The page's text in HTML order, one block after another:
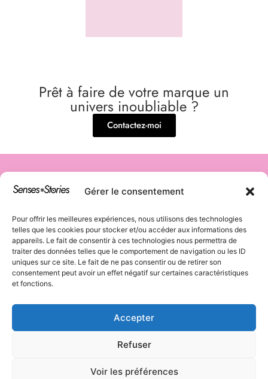
Gérer le consentement
Pour offrir les meilleures expériences, nous utilisons des technologies
telles que les cookies pour stocker et/ou accéder aux informations des
appareils. Le fait de consentir à ces technologies nous permettra de
traiter des données telles que le comportement de navigation ou les ID
uniques sur ce site. Le fait de ne pas consentir ou de retirer son
consentement peut avoir un effet négatif sur certaines caractéristiques
et fonctions.
Accepter
Refuser
Voir les préférences
Prêt à faire de votre marque un
univers inoubliable ?
Contactez-moi
COMMUNICA
TION -
BRANDING -
STORYTELLIN
G
CGU–Mentions
Légales
–Cookies
Tous droits
réservés